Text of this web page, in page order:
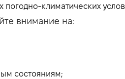
погодно-климатических
внимание на:
состояниям;